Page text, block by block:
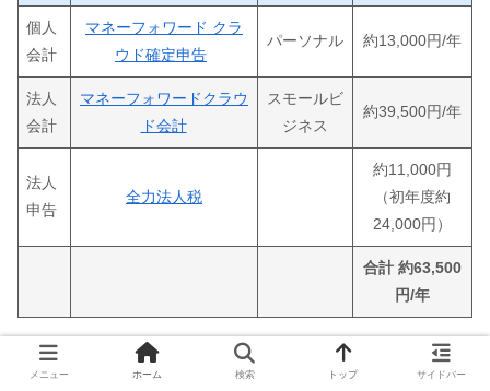
個人
会計
マネーフォワード クラ
ウド確定申告
パーソナル 約13,000円/年
法人
会計
マネーフォワードクラウ
ド会計
スモールビ
ジネス
約39,500円/年
法人
申告
全力法人税
約11,000円
（初年度約
24,000円）
合計 約63,500
円/年
会計ソフトにマネーフォワードを選んだ理由は
メニュー ホーム 検索 トップ サイドバー